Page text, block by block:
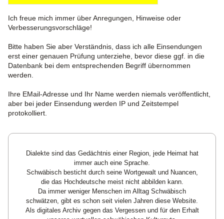
Ich freue mich immer über Anregungen, Hinweise oder
Verbesserungsvorschläge!
Bitte haben Sie aber Verständnis, dass ich alle Einsendungen
erst einer genauen Prüfung unterziehe, bevor diese ggf. in die
Datenbank bei dem entsprechenden Begriff übernommen
werden.
Ihre EMail-Adresse und Ihr Name werden niemals veröffentlicht,
aber bei jeder Einsendung werden IP und Zeitstempel
protokolliert.
Dialekte sind das Gedächtnis einer Region, jede Heimat hat
immer auch eine Sprache.
Schwäbisch besticht durch seine Wortgewalt und Nuancen,
die das Hochdeutsche meist nicht abbilden kann.
Da immer weniger Menschen im Alltag Schwäbisch
schwätzen, gibt es schon seit vielen Jahren diese Website.
Als digitales Archiv gegen das Vergessen und für den Erhalt